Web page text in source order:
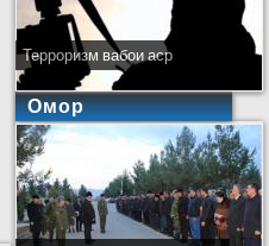
Терроризм вабои аср
Омор